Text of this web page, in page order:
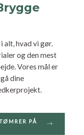
alt, hvad vi gør.
og den mest
Vores mål er
dine
PÅ